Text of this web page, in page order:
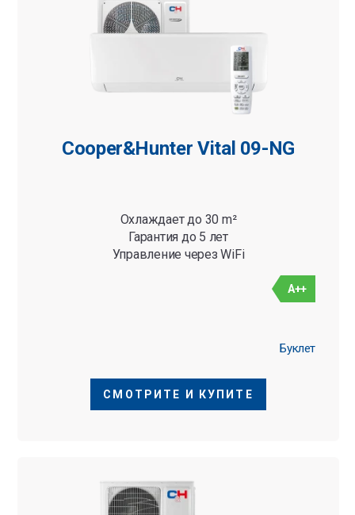
Cooper&Hunter Vital 09-NG
Охлаждает до 30 m²
Гарантия до 5 лет
Управление через WiFi
A++
Буклет
СМОТРИТЕ И КУПИТЕ